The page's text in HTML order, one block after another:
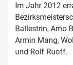
Im Jahr 2012
Ballestrin, Arno
Armin Mang,
und Rolf Ruoff.